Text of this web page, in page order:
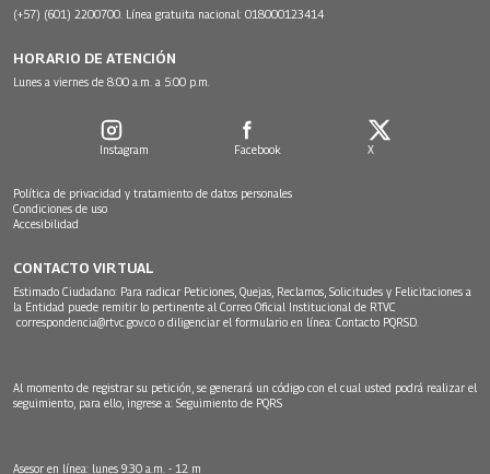
(+57) (601) 2200700. Línea gratuita nacional: 018000123414
HORARIO DE ATENCIÓN
Lunes a viernes de 8:00 a.m. a 5:00 p.m.
Instagram Facebook X
Política de privacidad y tratamiento de datos personales
Condiciones de uso
Accesibilidad
CONTACTO VIRTUAL
Estimado Ciudadano: Para radicar Peticiones, Quejas, Reclamos, Solicitudes y Felicitaciones a
la Entidad puede remitir lo pertinente al Correo Oficial Institucional de RTVC
correspondencia@rtvc.gov.co o diligenciar el formulario en línea: Contacto PQRSD.
Al momento de registrar su petición, se generará un código con el cual usted podrá realizar el
seguimiento, para ello, ingrese a: Seguimiento de PQRS
Asesor en línea: lunes 9:30 a.m. - 12 m